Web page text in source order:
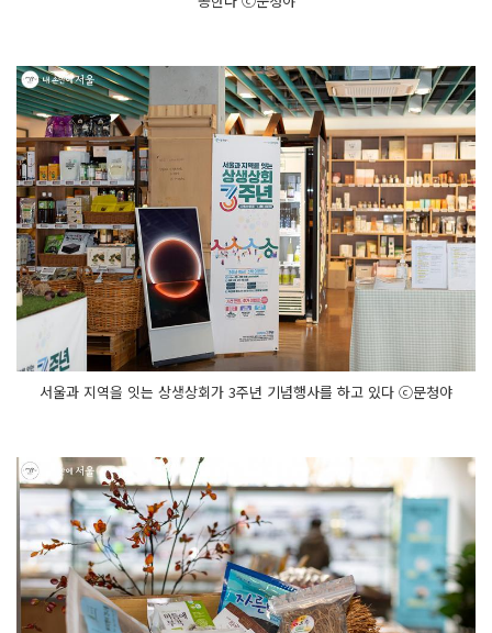
서울과 지역을 잇는 상생상회가 3주년 기념행사를 하고 있다 ⓒ문청야